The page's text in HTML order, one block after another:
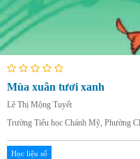
Mùa xuân tươi xanh
Lê Thị Mộng Tuyết
Trường Tiểu học Chánh Mỹ, Phường
Học liệu số